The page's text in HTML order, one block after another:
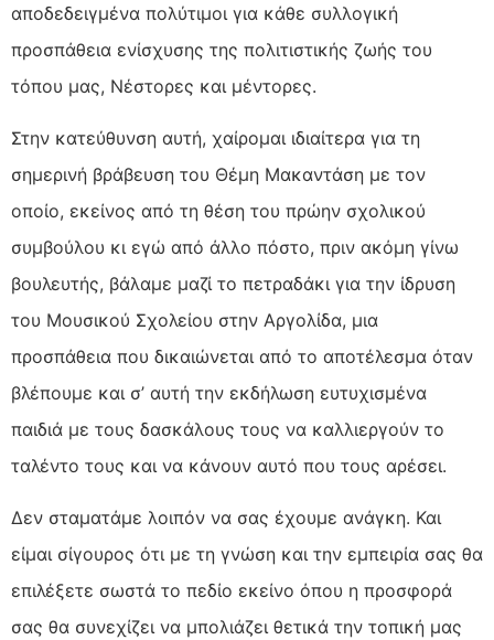
αποδεδειγμένα πολύτιμοι για κάθε συλλογική
προσπάθεια ενίσχυσης της πολιτιστικής ζωής του
τόπου μας, Νέστορες και μέντορες.
Στην κατεύθυνση αυτή, χαίρομαι ιδιαίτερα για τη
σημερινή βράβευση του Θέμη Μακαντάση με τον
οποίο, εκείνος από τη θέση του πρώην σχολικού
συμβούλου κι εγώ από άλλο πόστο, πριν ακόμη γίνω
βουλευτής, βάλαμε μαζί το πετραδάκι για την ίδρυση
του Μουσικού Σχολείου στην Αργολίδα, μια
προσπάθεια που δικαιώνεται από το αποτέλεσμα όταν
βλέπουμε και σ’ αυτή την εκδήλωση ευτυχισμένα
παιδιά με τους δασκάλους τους να καλλιεργούν το
ταλέντο τους και να κάνουν αυτό που τους αρέσει.
Δεν σταματάμε λοιπόν να σας έχουμε ανάγκη. Και
είμαι σίγουρος ότι με τη γνώση και την εμπειρία σας θα
επιλέξετε σωστά το πεδίο εκείνο όπου η προσφορά
σας θα συνεχίζει να μπολιάζει θετικά την τοπική μας